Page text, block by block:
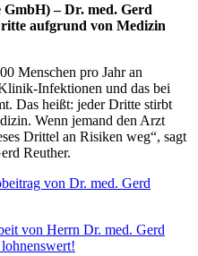
– Dr. med. Gerd
aufgrund von Medizin
Menschen pro Jahr an
Infektionen und das bei
Das heißt: jeder Dritte stirbt
Wenn jemand den Arzt
Drittel an Risiken weg“, sagt
Reuther.
von Dr. med. Gerd
von Herrn Dr. med. Gerd